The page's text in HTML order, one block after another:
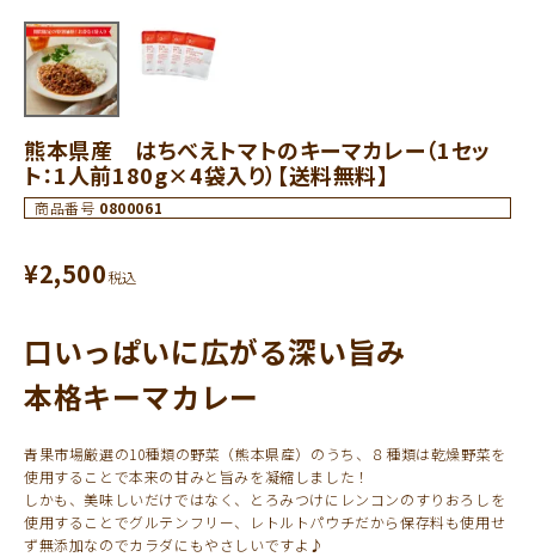
熊本県産 はちべえトマトのキーマカレー（1セッ
ト：1人前180g×4袋入り）【送料無料】
商品番号 0800061
¥2,500税込
口いっぱいに広がる深い旨み
本格キーマカレー
青果市場厳選の10種類の野菜（熊本県産）のうち、８種類は乾燥野菜を
使用することで本来の甘みと旨みを凝縮しました！
しかも、美味しいだけではなく、とろみつけにレンコンのすりおろしを
使用することでグルテンフリー、レトルトパウチだから保存料も使用せ
ず無添加なのでカラダにもやさしいですよ♪